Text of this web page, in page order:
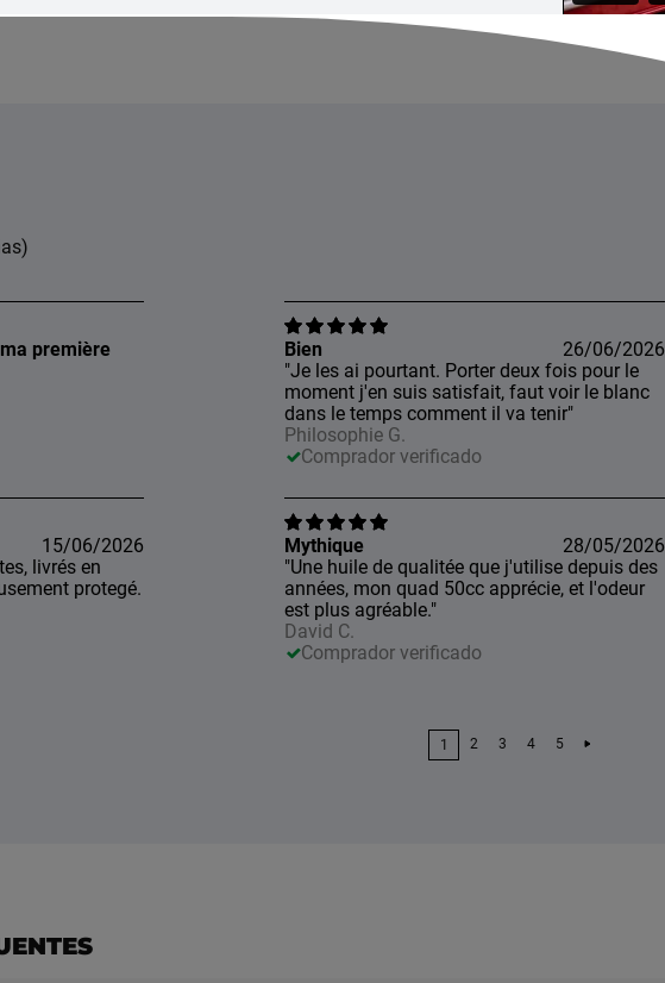
)
Bien
26/06/2026
"Je les ai pourtant. Porter deux fois pour le
moment j'en suis satisfait, faut voir le blanc
dans le temps comment il va tenir"
Philosophie G.
Comprador verificado
15/06/2026
livrés en
protegé.
Mythique
28/05/2026
"Une huile de qualitée que j'utilise depuis des
années, mon quad 50cc apprécie, et l'odeur
est plus agréable."
David C.
Comprador verificado
1 2 3 4 5